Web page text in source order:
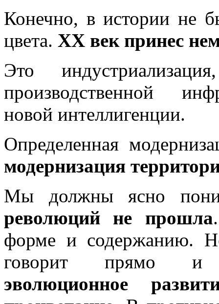
Конечно, в истории не
цвета. XX век принес
Это
производственной
новой интеллигенции.
Определенная
модернизация
Мы должны ясно
революций не прошла
форме и содержанию.
говорит прямо и
эволюционное